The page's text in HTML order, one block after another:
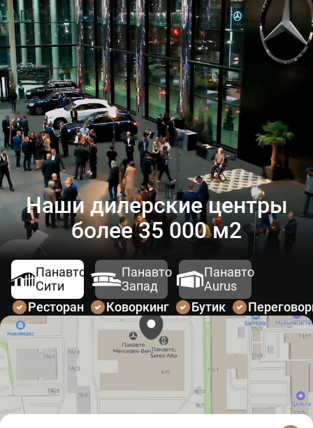
Наши дилерские центры
более 35 000 м2
Панавто
Сити
Панавто
Запад
Панавто
Aurus
Ресторан
Коворкинг Бутик